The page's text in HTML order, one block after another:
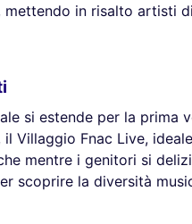
in risalto artisti
si estende per la
Villaggio Fnac Live,
mentre i genitori si
scoprire la diversità